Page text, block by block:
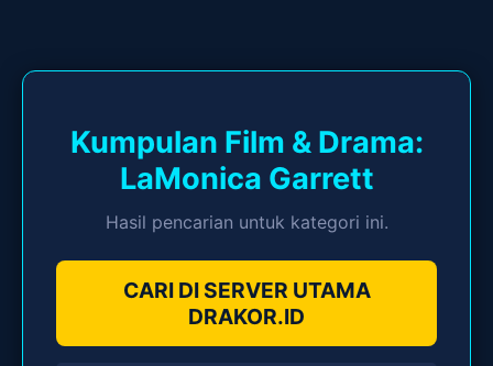
Kumpulan Film & Drama:
LaMonica Garrett
Hasil pencarian untuk kategori ini.
CARI DI SERVER UTAMA
DRAKOR.ID